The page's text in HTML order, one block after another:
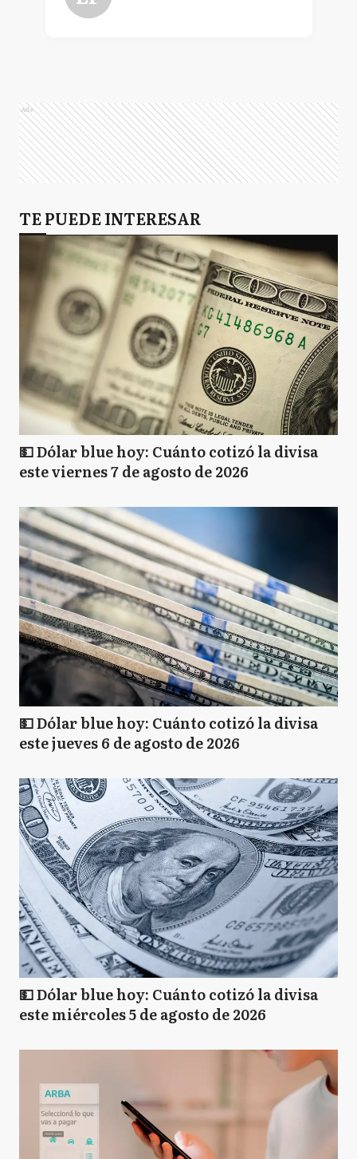
Ads
TE PUEDE INTERESAR
💵 Dólar blue hoy: Cuánto cotizó la divisa
este viernes 7 de agosto de 2026
💵 Dólar blue hoy: Cuánto cotizó la divisa
este jueves 6 de agosto de 2026
💵 Dólar blue hoy: Cuánto cotizó la divisa
este miércoles 5 de agosto de 2026